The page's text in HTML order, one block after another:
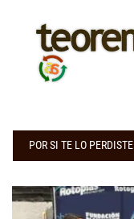
POR SI TE LO PERDISTE